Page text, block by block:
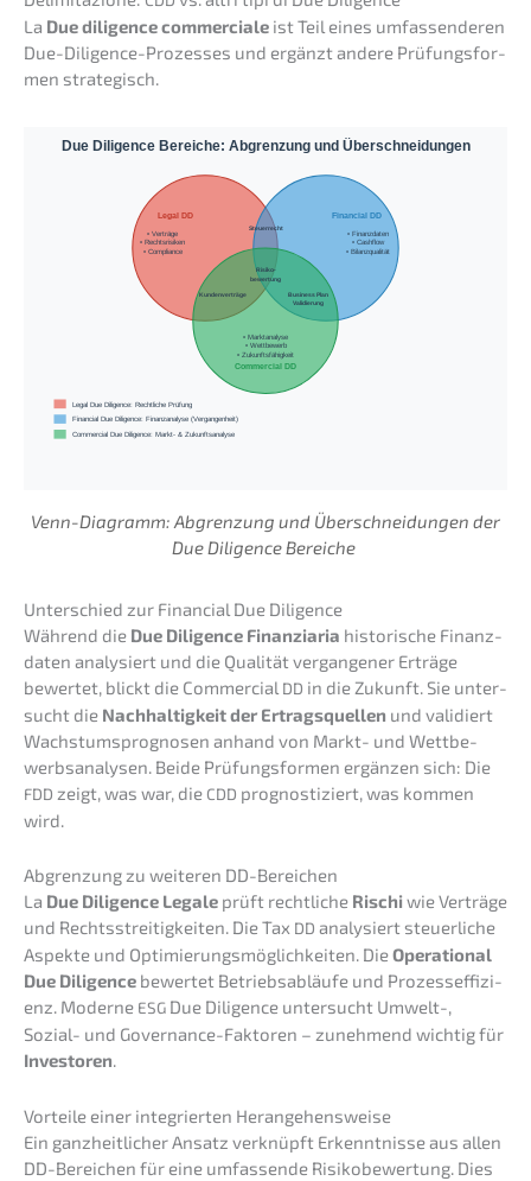
La Due diligence commer­cia­le ist Teil eines umfas­sen­de­ren
Due-Diligence-Prozes­ses und ergänzt andere Prüfungs­for­
men strategisch.
Due Diligence Bereiche: Abgrenzung und Überschneidungen
Legal DD Financial DD
Commercial DD
• Verträge
• Rechtsrisiken
• Compliance
• Finanzdaten
• Cashflow
• Bilanzqualität
• Marktanalyse
• Wettbewerb
• Zukunftsfähigkeit
Steuerrecht
Kundenverträge Business Plan
Validierung
Risiko-
bewertung
Legal Due Diligence: Rechtliche Prüfung
Financial Due Diligence: Finanzanalyse (Vergangenheit)
Commercial Due Diligence: Markt- & Zukunftsanalyse
Venn-Diagramm: Abgren­zung und Überschnei­dun­gen der
Due Diligence Bereiche
Unter­schied zur Finan­cial Due Diligence
Während die Due Diligence Finan­zia­ria histo­ri­sche Finanz­
da­ten analy­siert und die Quali­tät vergan­ge­ner Erträ­ge
bewer­tet, blickt die Commer­cial DD in die Zukunft. Sie unter­
sucht die Nachhal­tig­keit der Ertrags­quel­len und validiert
Wachs­tums­pro­gno­sen anhand von Markt- und Wettbe­
werbs­ana­ly­sen. Beide Prüfungs­for­men ergän­zen sich: Die
FDD zeigt, was war, die CDD prognos­ti­ziert, was kommen
wird.
Abgren­zung zu weite­ren DD-Bereichen
La Due Diligence Legale prüft recht­li­che Rischiwie Verträ­ge
und Rechts­strei­tig­kei­ten. Die Tax DD analy­siert steuer­li­che
Aspek­te und Optimie­rungs­mög­lich­kei­ten. DieOpera­tio­nal
Due Diligence bewer­tet Betriebs­ab­läu­fe und Prozess­ef­fi­zi­
enz. Moder­ne ESG Due Diligence unter­sucht Umwelt-,
Sozial- und Gover­nan­ce-Fakto­ren – zuneh­mend wichtig für
Inves­to­ren.
Vortei­le einer integrier­ten Herangehensweise
Ein ganzheit­li­cher Ansatz verknüpft Erkennt­nis­se aus allen
DD-Berei­chen für eine umfas­sen­de Risiko­be­wer­tung. Dies